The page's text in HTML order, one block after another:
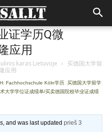
证学历Q微
应用
karas Lietuvoje › 买德国大学留
应用
Fachhochschule Köln学历 买德国大学留学
大学学位证成绩单/买卖德国院校毕业证成绩
and was last updatedprieš 3